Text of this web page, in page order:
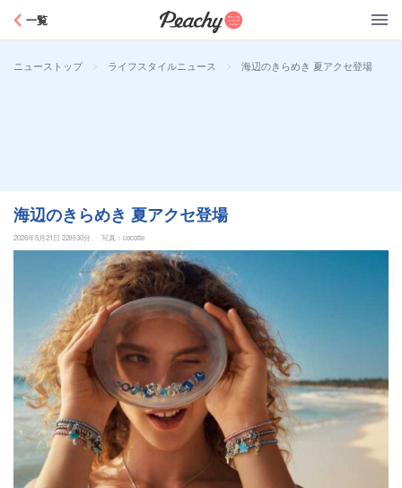
一覧
ニューストップ > ライフスタイルニュース > 海辺のきらめき 夏アクセ登場
海辺のきらめき 夏アクセ登場
2026年5月21日 22時30分 写真：cocotte